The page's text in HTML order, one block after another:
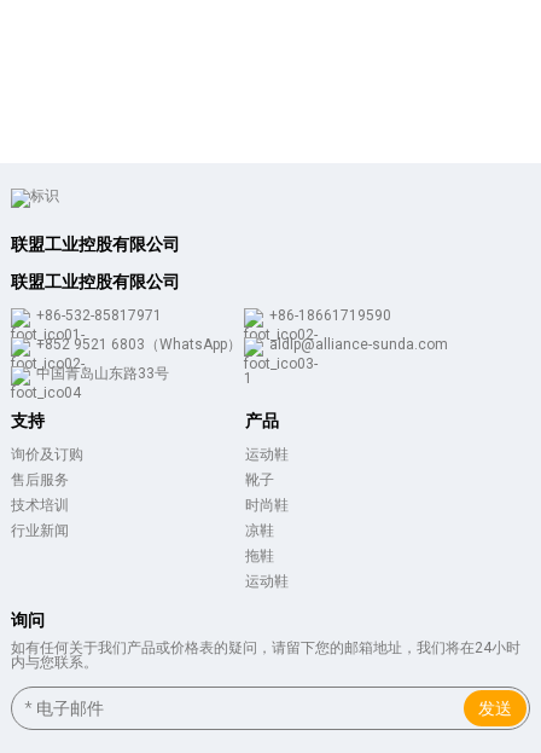
联盟工业控股有限公司
联盟工业控股有限公司
+86-532-85817971
+86-18661719590
+852 9521 6803（WhatsApp）
aldlp@alliance-sunda.com
中国青岛山东路33号
支持
询价及订购
售后服务
技术培训
行业新闻
产品
运动鞋
靴子
时尚鞋
凉鞋
拖鞋
运动鞋
询问
如有任何关于我们产品或价格表的疑问，请留下您的邮箱地址，我们将在24小时
内与您联系。
发送